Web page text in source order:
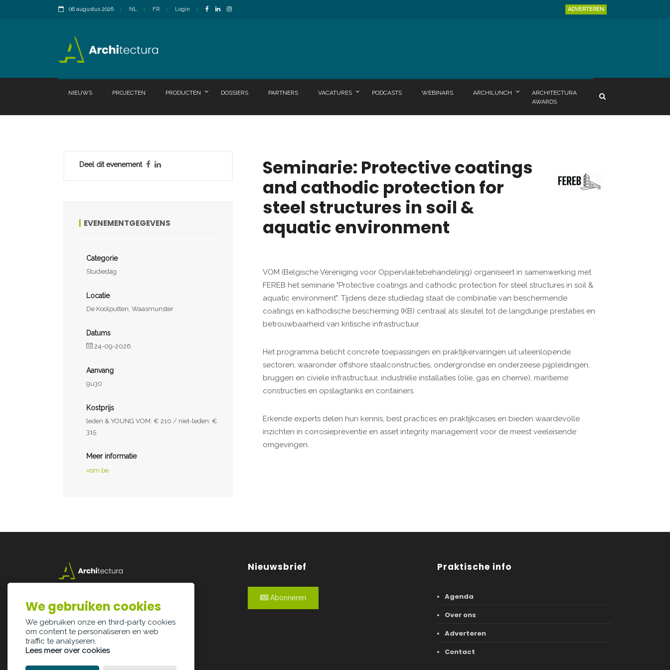
06 augustus 2026 NL FR Login ADVERTEREN
NIEUWS PROJECTEN PRODUCTEN DOSSIERS PARTNERS VACATURES PODCASTS WEBINARS ARCHILUNCH
ARCHITECTURA
AWARDS
Deel dit evenement
EVENEMENTGEGEVENS
Categorie
Studiedag
Locatie
De Koolputten, Waasmunster
Datums
24-09-2026
Aanvang
9u30
Kostprijs
leden & YOUNG VOM: € 210 / niet-leden: €
315
Meer informatie
vom.be
Seminarie: Protective coatings
and cathodic protection for
steel structures in soil &
aquatic environment
VOM (Belgische Vereniging voor Oppervlaktebehandelinjg) organiseert in samenwerking met
FEREB het seminarie "Protective coatings and cathodic protection for steel structures in soil &
aquatic environment". Tijdens deze studiedag staat de combinatie van beschermende
coatings en kathodische bescherming (KB) centraal als sleutel tot de langdurige prestaties en
betrouwbaarheid van kritische infrastructuur.
Het programma belicht concrete toepassingen en praktijkervaringen uit uiteenlopende
sectoren, waaronder offshore staalconstructies, ondergrondse en onderzeese pijpleidingen,
bruggen en civiele infrastructuur, industriële installaties (olie, gas en chemie), maritieme
constructies en opslagtanks en containers.
Erkende experts delen hun kennis, best practices en praktijkcases en bieden waardevolle
inzichten in corrosiepreventie en asset integrity management voor de meest veeleisende
omgevingen.
3500 Hasselt
info@architectura.be
Nieuwsbrief
Abonneren
Praktische info
Agenda
Over ons
Adverteren
Contact
We gebruiken cookies
We gebruiken onze en third-party cookies
om content te personaliseren en web
traffic te analyseren.
Lees meer over cookies